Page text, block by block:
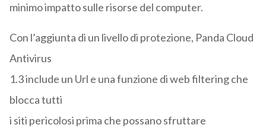
minimo impatto sulle risorse del computer.
Con l’aggiunta di un livello di protezione, Panda Cloud
Antivirus
1.3 include un Url e una funzione di web filtering che
blocca tutti
i siti pericolosi prima che possano sfruttare